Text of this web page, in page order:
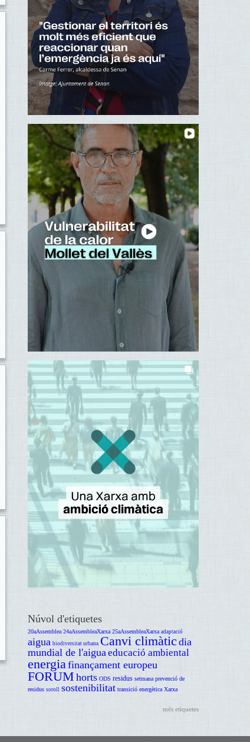
Núvol d'etiquetes
20aAssemblea 24aAssembleaXarxa 25aAssembleaXarxa adaptació
aigua biodiversitat urbana Canvi climàtic dia
mundial de l'aigua educació ambiental
energia finançament europeu
FORUM horts ODS residus setmana prevenció de
residus soroll sostenibilitat transició energètica Xarxa
més etiquetes